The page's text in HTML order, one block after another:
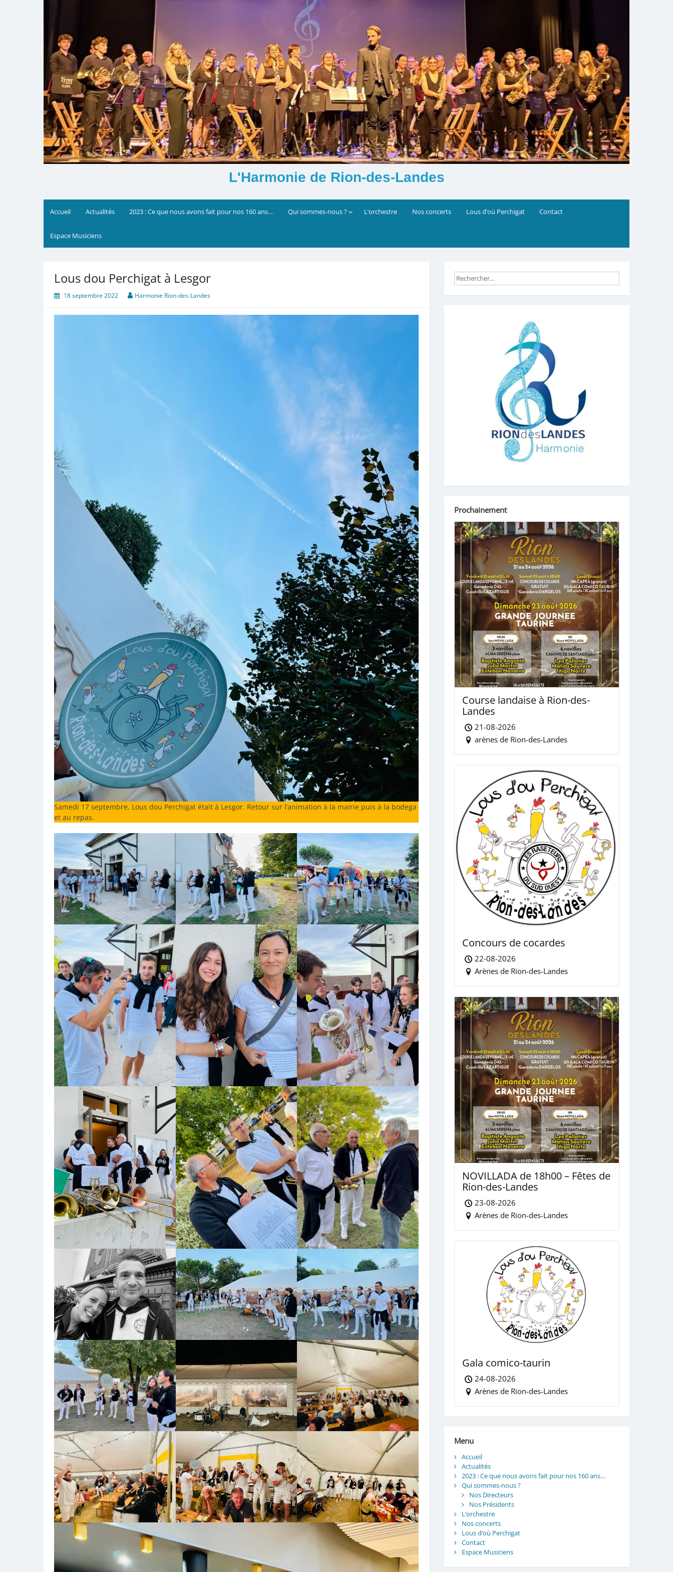
L'Harmonie de Rion-des-Landes
Accueil Actualités 2023 : Ce que nous avons fait pour nos 160 ans… Qui sommes-nous ? L’orchestre Nos concerts Lous d’où Perchigat Contact
Espace Musiciens
Lous dou Perchigat à Lesgor
18 septembre 2022 Harmonie Rion-des-Landes
Samedi 17 septembre, Lous dou Perchigat était à Lesgor. Retour sur l’animation à la mairie puis à la bodega
et au repas.
Prochainement
Course landaise à Rion-des-
Landes
21-08-2026
arènes de Rion-des-Landes
Concours de cocardes
22-08-2026
Arènes de Rion-des-Landes
NOVILLADA de 18h00 – Fêtes de
Rion-des-Landes
23-08-2026
Arènes de Rion-des-Landes
Gala comico-taurin
24-08-2026
Arènes de Rion-des-Landes
Menu
Accueil
Actualités
2023 : Ce que nous avons fait pour nos 160 ans…
Qui sommes-nous ?
Nos Directeurs
Nos Présidents
L’orchestre
Nos concerts
Lous d’où Perchigat
Contact
Espace Musiciens